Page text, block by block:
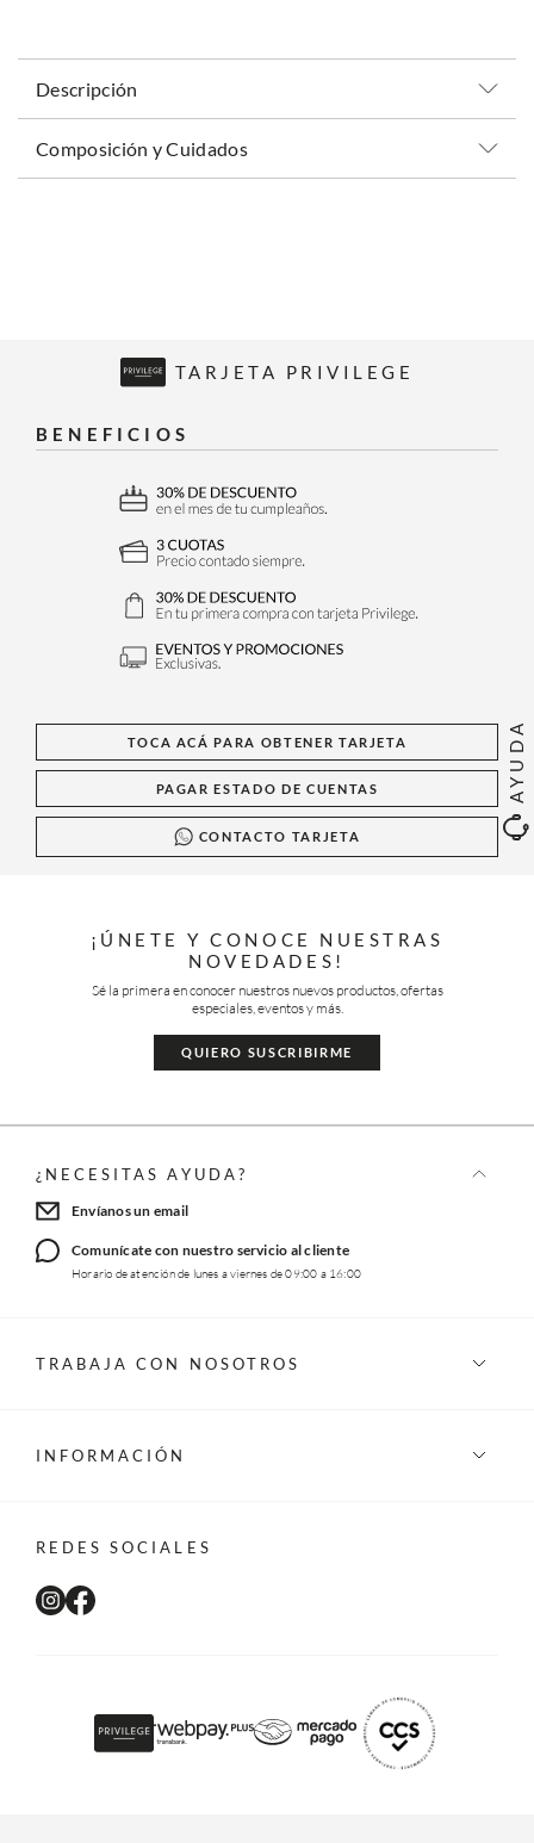
AYUDA
Descripción
Composición y Cuidados
TARJETA PRIVILEGE
BENEFICIOS
TOCA ACÁ PARA OBTENER TARJETA
PAGAR ESTADO DE CUENTAS
CONTACTO TARJETA
¡ÚNETE Y CONOCE NUESTRAS
NOVEDADES!
Sé la primera en conocer nuestros nuevos productos, ofertas
especiales, eventos y más.
QUIERO SUSCRIBIRME
¿NECESITAS AYUDA?
Envíanos un email
Comunícate con nuestro servicio al cliente
Horario de atención de lunes a viernes de 09:00 a 16:00
TRABAJA CON NOSOTROS
INFORMACIÓN
REDES SOCIALES